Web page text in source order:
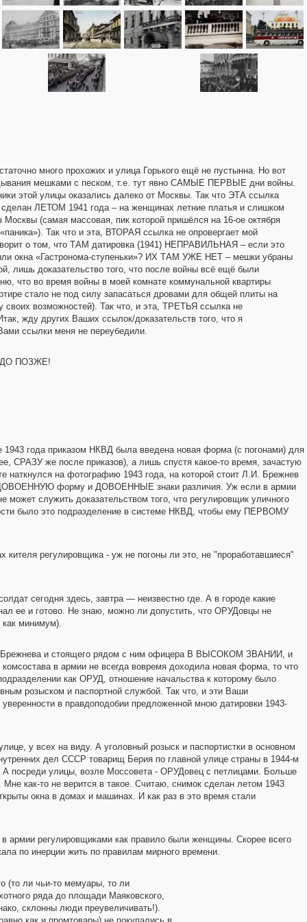
много прохожих и улица Горького ещё не пустынна. Но вот
мешками с песком, т.е. тут явно САМЫЕ ПЕРВЫЕ дни войны.
этой улицы оказались далеко от Москвы. Так что ЭТА ссылка
ЛЕТОМ 1941 года – на женщинах летние платья и слишком
(самая массовая, пик которой пришёлся на 16-ое октября
Так что и эта, ВТОРАЯ ссылка не опровергает мой
о том, что ТАМ датировка (1941) НЕПРАВИЛЬНАЯ – если это
окна «Гастронома-ступеньки»? ИХ ТАМ УЖЕ НЕТ – мешки убраны
доказательство того, что после войны всё ещё были
что во время войны в моей комнате коммунальной квартиры
стало не под силу запасаться дровами для общей плиты на
возможностей). Так что, и эта, ТРЕТЬЯ ссылка не
жду других Ваших ссылок/доказательств того, что я
ссылки меня не переубедили.
ПОЗЖЕ!
1943 года приказом НКВД была введена новая форма (с погонами) для
же после приказов), а лишь спустя какое-то время, зачастую
наткнулся на фотографию 1943 года, на которой стоит Л.И. Брежнев
ДОВОЕННУЮ форму и ДОВОЕННЫЕ знаки различия. Уж если в армии
служить доказательством того, что регулировщик уличного
было это подразделение в системе НКВД, чтобы ему ПЕРВОМУ
регулировщика - уж не погоны ли это, не "проработавшиеся"
сегодня здесь, завтра — неизвестно где. А в городе какие
ее и готово. Не знаю, можно ли допустить, что ОРУДовцы не
как минимум).
Брежнева и стоящего рядом с ним офицера В ВЫСОКОМ ЗВАНИИ, и
в армии не всегда вовремя доходила новая форма, то что
как ОРУД, отношение начальства к которому было
розыском и паспортной службой. Так что, и эти Ваши
в правдоподобии предложенной мною датировки 1943-
у всех на виду. А уголовный розыск и паспортистки в основном
дел СССР товарищ Берия по главной улице страны в 1944-м
А посреди улицы, возле Моссовета - ОРУДовец с петлицами. Больше
как-то не верится в такое. Считаю, снимок сделан летом 1943
окна в домах и машинах. И как раз в это время стали
регулировщиками как правило были женщины. Скорее всего
по инерции жить по правилам мирного времени.
(то ли чьи-то мемуары, то ли
ряда до площади Маяковского,
склонны люди преувеличивать!).